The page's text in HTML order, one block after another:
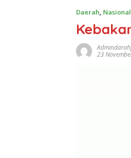
Daerah, Nasional
23